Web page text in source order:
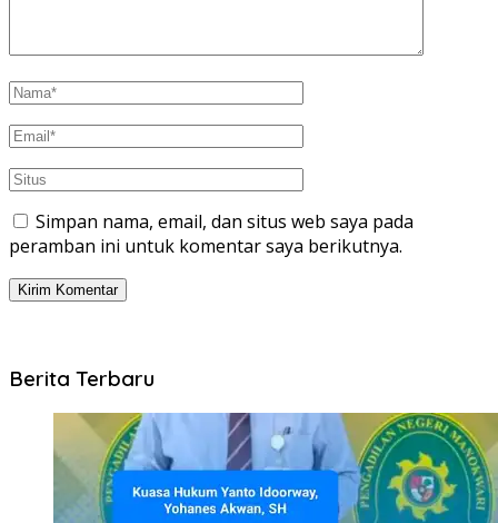
Simpan nama, email, dan situs web saya pada
peramban ini untuk komentar saya berikutnya.
Berita Terbaru